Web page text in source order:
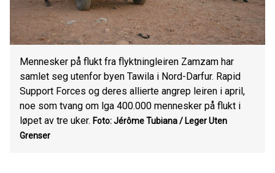
Mennesker på flukt fra flyktningleiren Zamzam har
samlet seg utenfor byen Tawila i Nord-Darfur. Rapid
Support Forces og deres allierte angrep leiren i april,
noe som tvang om lga 400.000 mennesker på flukt i
løpet av tre uker. Foto: Jérôme Tubiana / Leger Uten
Grenser